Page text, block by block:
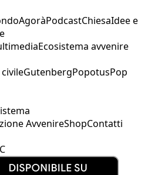
AgoràPodcastChiesaIdee e
Ecosistema avvenire
GutenbergPopotusPop
AvvenireShopContatti